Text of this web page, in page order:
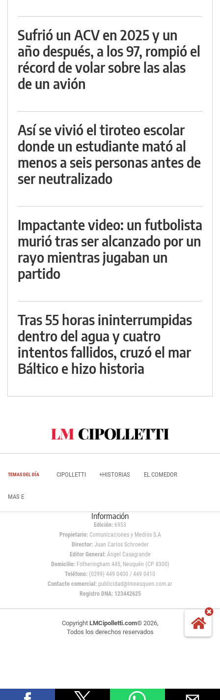
Sufrió un ACV en 2025 y un
año después, a los 97, rompió el
récord de volar sobre las alas
de un avión
Así se vivió el tiroteo escolar
donde un estudiante mató al
menos a seis personas antes de
ser neutralizado
Impactante video: un futbolista
murió tras ser alcanzado por un
rayo mientras jugaban un
partido
Tras 55 horas ininterrumpidas
dentro del agua y cuatro
intentos fallidos, cruzó el mar
Báltico e hizo historia
TEMAS DEL DÍA CIPOLLETTI +HISTORIAS EL COMEDOR
MAS E
Información
Edición: 6953
Propietario:Comunicaciones y Medios S.A
Director: Juan Carlos Schroeder
Editor General:Ángel Casagrande
Domicilio:Fotheringham 445, Neuquén (CP 8300)
Teléfono: (0299) 449 0400 / 449 0410
Contacto comercial: publicidad@lmneuquen.com.ar
Registro DNA: 123442625
Copyright LMCipolletti.com© 2026,
Todos los derechos reservados